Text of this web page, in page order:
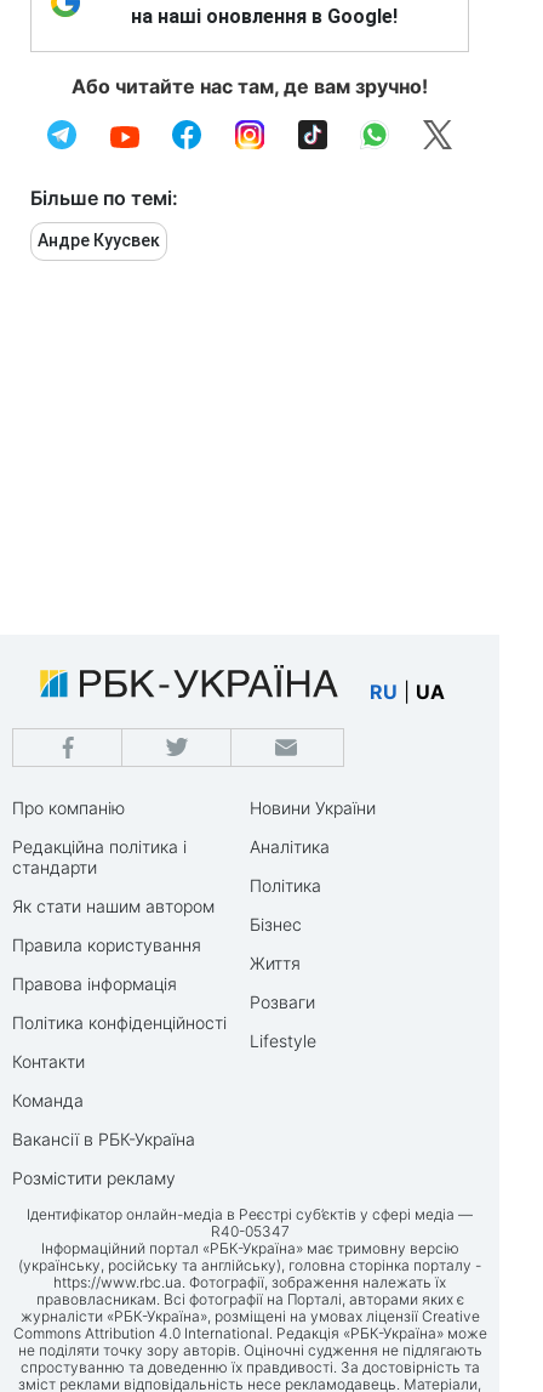
на наші оновлення в Google!
Або читайте нас там, де вам зручно!
Більше по темі:
Андре Куусвек
RU UA
Про компанію
Редакційна політика і
стандарти
Як стати нашим автором
Правила користування
Правова інформація
Політика конфіденційності
Контакти
Команда
Вакансії в РБК-Україна
Розмістити рекламу
Новини України
Аналітика
Політика
Бізнес
Життя
Розваги
Lifestyle
Ідентифікатор онлайн-медіа в Реєстрі суб’єктів у сфері медіа —
R40-05347
Інформаційний портал «РБК-Україна» має тримовну версію
(українську, російську та англійську), головна сторінка порталу -
https://www.rbc.ua. Фотографії, зображення належать їх
правовласникам. Всі фотографії на Порталі, авторами яких є
журналісти «РБК-Україна», розміщені на умовах ліцензії Creative
Commons Attribution 4.0 International. Редакція «РБК-Україна» може
не поділяти точку зору авторів. Оціночні судження не підлягають
спростуванню та доведенню їх правдивості. За достовірність та
зміст реклами відповідальність несе рекламодавець. Матеріали,